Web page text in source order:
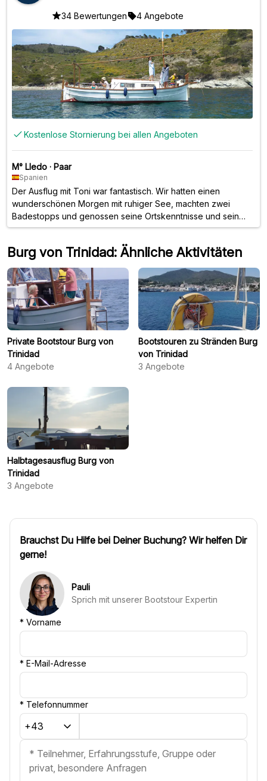
34 Bewertungen 4 Angebote
Kostenlose Stornierung bei allen Angeboten
M° Lledo · Paar
Spanien
Der Ausflug mit Toni war fantastisch. Wir hatten einen
wunderschönen Morgen mit ruhiger See, machten zwei
Badestopps und genossen seine Ortskenntnisse und sein
Können am Steuer. Eine glatte 10, die wir unbedingt
Burg von Trinidad: Ähnliche Aktivitäten
Private Bootstour Burg von
Trinidad
4 Angebote
Bootstouren zu Stränden Burg
von Trinidad
3 Angebote
Halbtagesausflug Burg von
Trinidad
3 Angebote
Brauchst Du Hilfe bei Deiner Buchung? Wir helfen Dir
gerne!
Pauli
Sprich mit unserer Bootstour Expertin
* Vorname
* E-Mail-Adresse
* Telefonnummer